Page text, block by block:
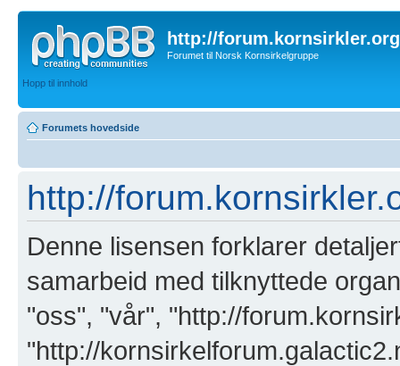
http://forum.kornsirkler.org
Forumet til Norsk Kornsirkelgruppe
Hopp til innhold
Forumets hovedside
http://
Denne lisensen forklarer
samarbeid med tilknyttede
"oss", "vår", "http://
"http://